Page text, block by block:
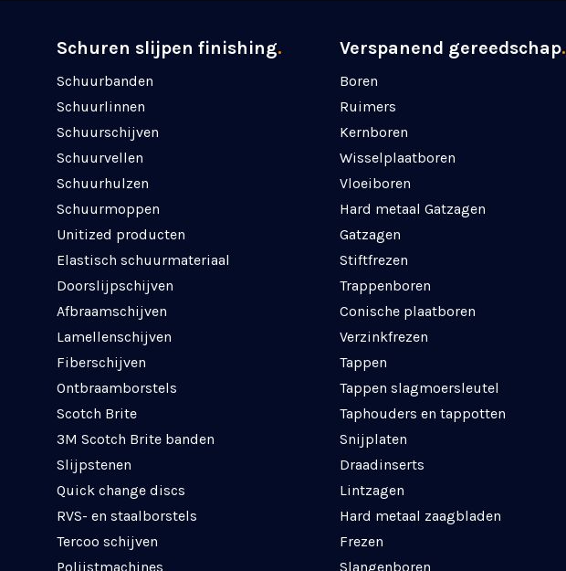
Schuren slijpen finishing.
Schuurbanden
Schuurlinnen
Schuurschijven
Schuurvellen
Schuurhulzen
Schuurmoppen
Unitized producten
Elastisch schuurmateriaal
Doorslijpschijven
Afbraamschijven
Lamellenschijven
Fiberschijven
Ontbraamborstels
Scotch Brite
3M Scotch Brite banden
Slijpstenen
Quick change discs
RVS- en staalborstels
Tercoo schijven
Polijstmachines
Verspanend gereedschap.
Boren
Ruimers
Kernboren
Wisselplaatboren
Vloeiboren
Hard metaal Gatzagen
Gatzagen
Stiftfrezen
Trappenboren
Conische plaatboren
Verzinkfrezen
Tappen
Tappen slagmoersleutel
Taphouders en tappotten
Snijplaten
Draadinserts
Lintzagen
Hard metaal zaagbladen
Frezen
Slangenboren